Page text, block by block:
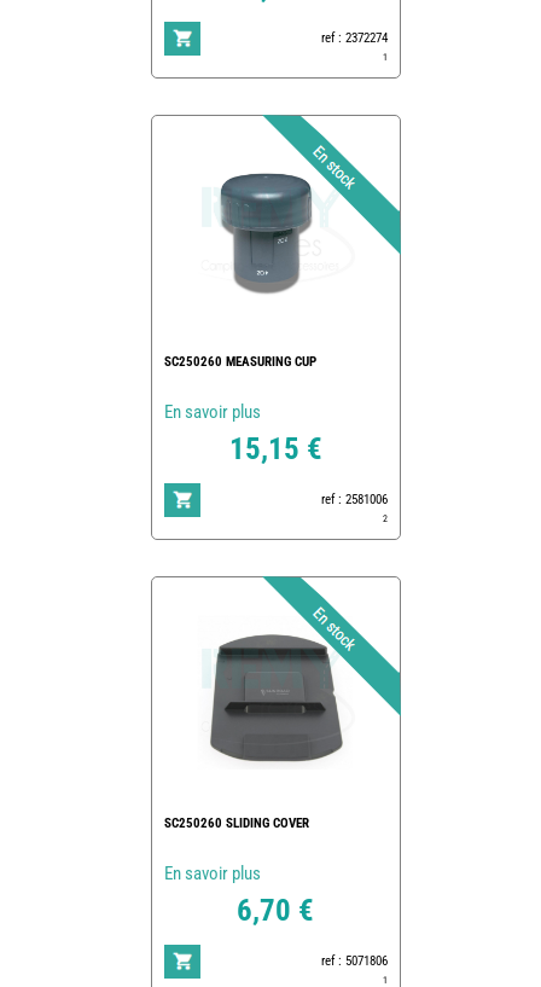
ref : 2372274
1
SC250260 MEASURING CUP
En savoir plus
15,15 €
ref : 2581006
2
SC250260 SLIDING COVER
En savoir plus
6,70 €
ref : 5071806
1